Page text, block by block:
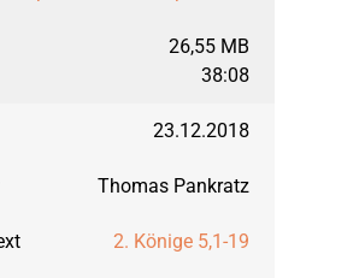
2006
Römerbrief
September 2016:
26,55 MB
38:08
23.12.2018
Thomas Pankratz
2. Könige 5,1-19